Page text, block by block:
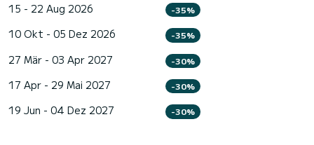
15 - 22 Aug 2026 -35%
10 Okt - 05 Dez 2026 -35%
27 Mär - 03 Apr 2027 -30%
17 Apr - 29 Mai 2027 -30%
19 Jun - 04 Dez 2027 -30%